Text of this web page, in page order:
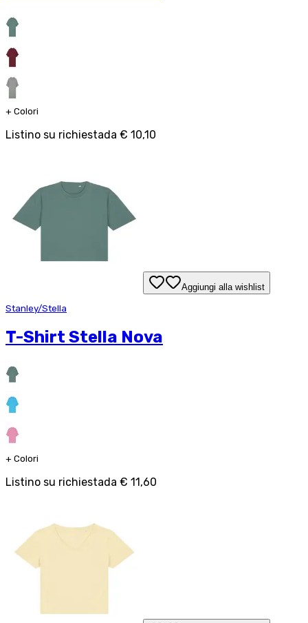
+ Colori
Listino su richiestada € 10,10
Aggiungi alla wishlist
Stanley/Stella
T-Shirt Stella Nova
+ Colori
Listino su richiestada € 11,60